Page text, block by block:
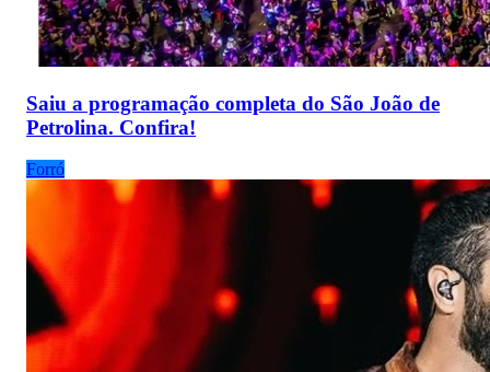
Saiu a programação completa do São João de
Petrolina. Confira!
Forró